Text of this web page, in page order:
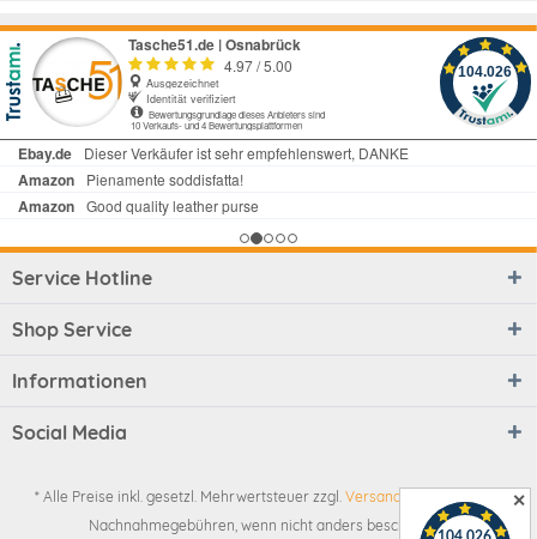
✕
Service Hotline
Shop Service
Informationen
Social Media
* Alle Preise inkl. gesetzl. Mehrwertsteuer zzgl. Versandkosten
Nachnahmegebühren, wenn nicht anders beschrieben